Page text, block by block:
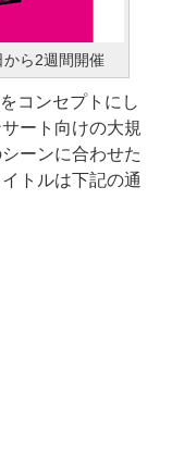
ら2週間開催
コンセプトにし
ート向けの大規
ーンに合わせた
トルは下記の通